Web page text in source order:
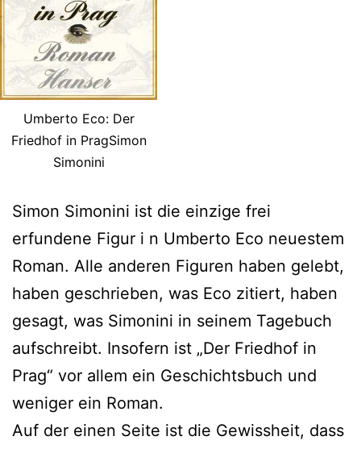
Umberto Eco: Der
Friedhof in PragSimon
Simonini
Simon Simonini ist die einzige frei
erfundene Figur i n Umberto Eco neuestem
Roman. Alle anderen Figuren haben gelebt,
haben geschrieben, was Eco zitiert, haben
gesagt, was Simonini in seinem Tagebuch
aufschreibt. Insofern ist „Der Friedhof in
Prag“ vor allem ein Geschichtsbuch und
weniger ein Roman.
Auf der einen Seite ist die Gewissheit, dass